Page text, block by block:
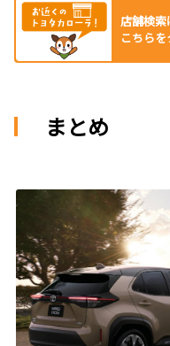
店舗検索
こちらを
まとめ